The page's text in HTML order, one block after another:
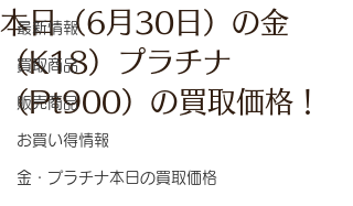
最新情報
買取商品
販売商品
お買い得情報
金・プラチナ本日の買取価格
本日（6月30日）の金
（K18）プラチナ
（Pt900）の買取価格！